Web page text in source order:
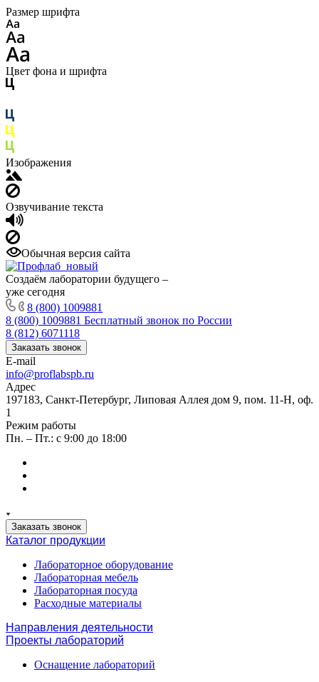
Размер шрифта
Цвет фона и шрифта
Изображения
Озвучивание текста
Обычная версия сайта
Создаём лаборатории будущего –
уже сегодня
8 (800) 1009881
8 (800) 1009881 Бесплатный звонок по России
8 (812) 6071118
Заказать звонок
E-mail
info@proflabspb.ru
Адрес
197183, Санкт-Петербург, Липовая Аллея дом 9, пом. 11-Н, оф.
1
Режим работы
Пн. – Пт.: с 9:00 до 18:00
Заказать звонок
Каталог продукции
Лабораторное оборудование
Лабораторная мебель
Лабораторная посуда
Расходные материалы
Направления деятельности
Проекты лабораторий
Оснащение лабораторий